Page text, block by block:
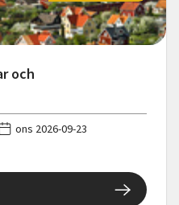
och
ons 2026-09-23